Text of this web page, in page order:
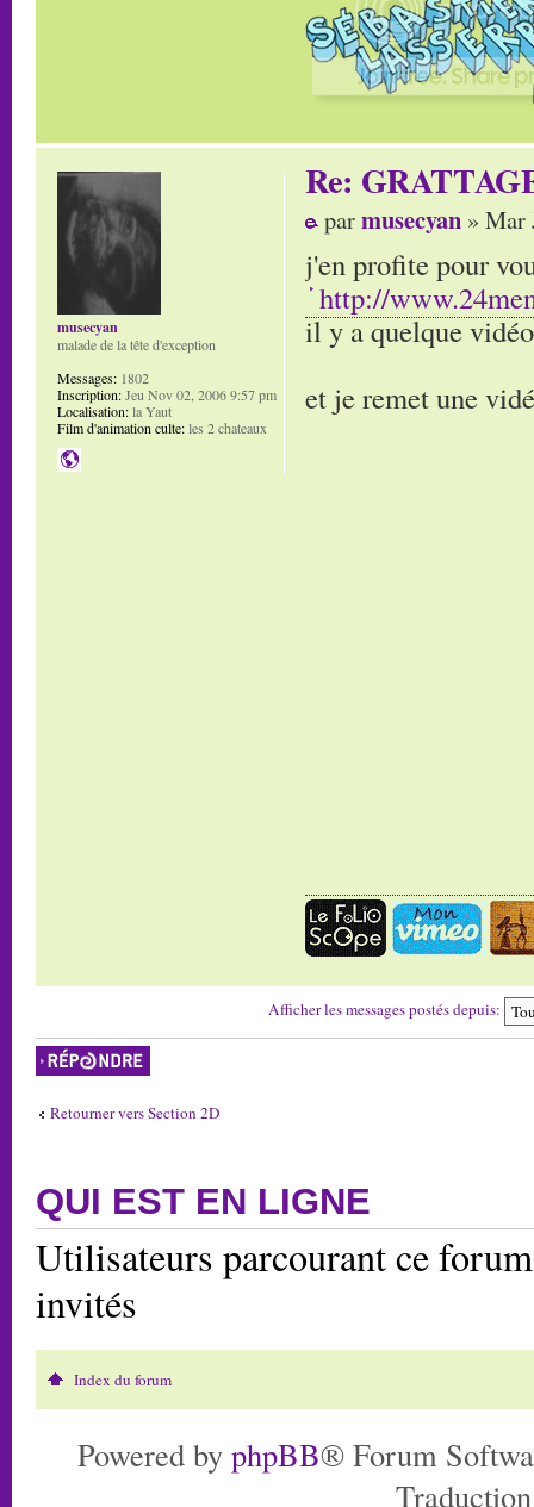
Re:
parmusecyan » Mar
j'en profite pour
http://
il y a quelque
et je remet une
musecyan
malade de la tête d'exception
Messages: 1802
Inscription:Jeu Nov 02, 2006 9:57 pm
Localisation:la Yaut
Film d'animation culte:les 2 chateaux
Afficher les messages postés depuis:
Répondre
Retourner vers Section 2D
QUI EST EN LIGNE
Utilisateurs parcourant ce
invités
Index du forum
Powered by phpBB® Forum